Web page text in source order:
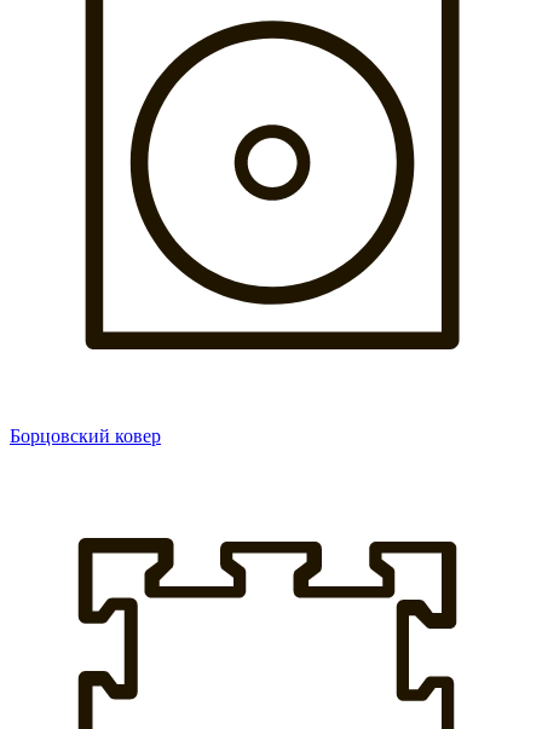
Борцовский ковер